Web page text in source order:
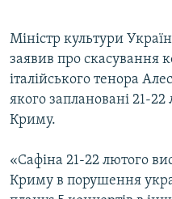
Усі сайти RFE/RL
Міністр культури
заявив про скасування
італійського тенора
якого заплановані 21-
Криму.
«Сафіна 21-22 лютого
Криму в порушення